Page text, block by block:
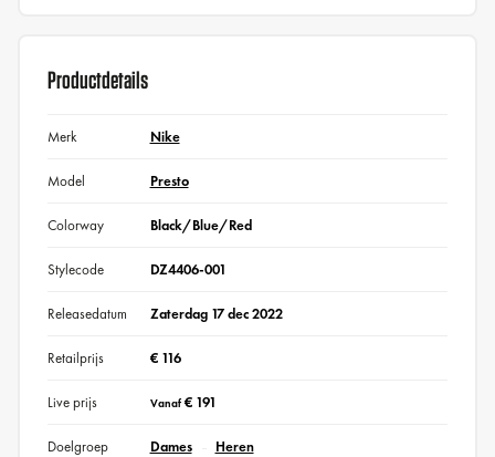
Productdetails
Merk Nike
Model Presto
Colorway Black/Blue/Red
Stylecode DZ4406-001
Releasedatum Zaterdag 17 dec 2022
Retailprijs € 116
Live prijs Vanaf€ 191
Doelgroep Dames Heren